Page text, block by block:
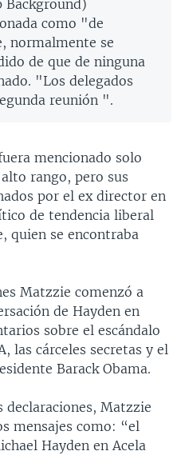
Background)
como "de
normalmente se
de que de ninguna
"Los delegados
reunión ".
mencionado solo
rango, pero sus
por el ex director en
de tendencia liberal
quien se encontraba
Matzzie comenzó a
de Hayden en
sobre el escándalo
las cárceles secretas y el
Barack Obama.
declaraciones, Matzzie
mensajes como: “el
Hayden en Acela